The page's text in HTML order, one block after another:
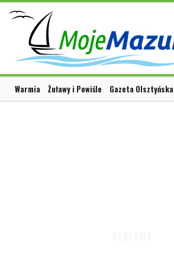
Warmia Żuławy i Powiśle Gazeta Olsztyńska